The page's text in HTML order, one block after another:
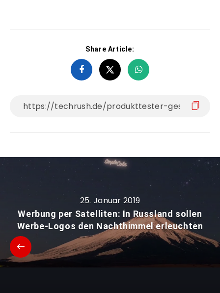
Share Article:
25. Januar 2019
Werbung per Satelliten: In Russland sollen
Werbe-Logos den Nachthimmel erleuchten